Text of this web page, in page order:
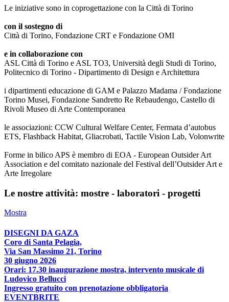
Le iniziative sono in coprogettazione con la Città di Torino
con il sostegno di
Città di Torino, Fondazione CRT e Fondazione OMI
e in collaborazione con
ASL Città di Torino e ASL TO3, Università degli Studi di Torino,
Politecnico di Torino - Dipartimento di Design e Architettura
i dipartimenti educazione di GAM e Palazzo Madama / Fondazione
Torino Musei, Fondazione Sandretto Re Rebaudengo, Castello di
Rivoli Museo di Arte Contemporanea
le associazioni: CCW Cultural Welfare Center, Fermata d’autobus
ETS, Flashback Habitat, Gliacrobati, Tactile Vision Lab, Volonwrite
Forme in bilico APS è membro di EOA - European Outsider Art
Association e del comitato nazionale del Festival dell’Outsider Art e
Arte Irregolare
Le nostre attività: mostre - laboratori - progetti
Mostra
DISEGNI DA GAZA
Coro di Santa Pelagia,
Via San Massimo 21, Torino
30 giugno 2026
Orari: 17.30 inaugurazione mostra, intervento musicale di
Ludovico Bellucci
Ingresso gratuito con prenotazione obbligatoria
EVENTBRITE